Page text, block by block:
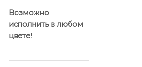
Возможно
исполнить в любом
цвете!